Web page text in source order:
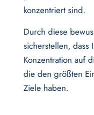
konzentriert sind.
Durch diese
sicherstellen, dass
Konzentration auf
die den größten
Ziele haben.